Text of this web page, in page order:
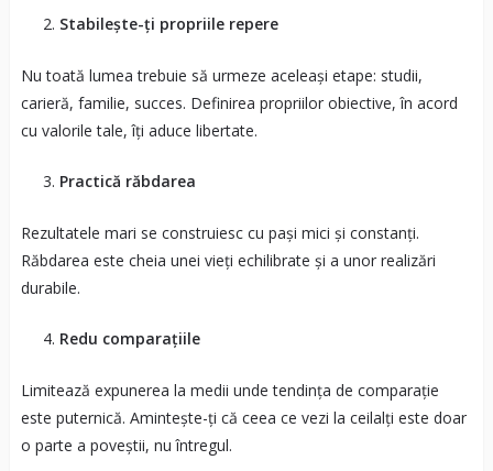
Stabilește-ți propriile repere
Nu toată lumea trebuie să urmeze aceleași etape: studii,
carieră, familie, succes. Definirea propriilor obiective, în acord
cu valorile tale, îți aduce libertate.
Practică răbdarea
Rezultatele mari se construiesc cu pași mici și constanți.
Răbdarea este cheia unei vieți echilibrate și a unor realizări
durabile.
Redu comparațiile
Limitează expunerea la medii unde tendința de comparație
este puternică. Amintește-ți că ceea ce vezi la ceilalți este doar
o parte a poveștii, nu întregul.